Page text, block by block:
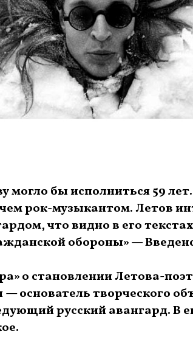
могло бы исполниться 59
рок-музыкантом. Летов
что видно в его
обороны» —
о становлении Летова-
основатель творческого
русский авангард. В